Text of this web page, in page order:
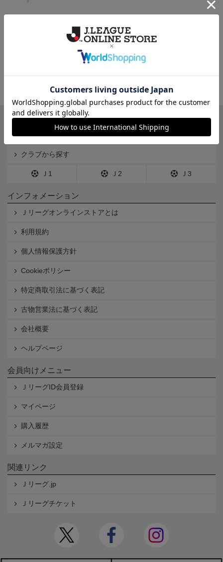
一覧から探す
カテゴリから探す
クラブから探す
Ｊ1 Ｊ2 Ｊ3
インフォメーション
Ｊリーグオンラインストアとは
利用規約
個人情報保護方針
Cookieポリシー
特定商取引法に基づく表記
古物営業法に基づく表記
会社概要
ヘルプページ
会員向けメニュー
ＪリーグID会員登録
マイページ
購入履歴
メルマガ設定
関連リンク
Ｊリーグ.jp
Ｊリーグチケット